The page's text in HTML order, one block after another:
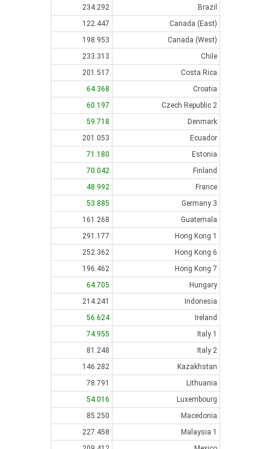
Brazil
234.292
Canada (East)
122.447
Canada (West)
198.953
Chile
233.313
Costa Rica
201.517
Croatia
64.368
Czech Republic 2
60.197
Denmark
59.718
Ecuador
201.053
Estonia
71.180
Finland
70.042
France
48.992
Germany 3
53.885
Guatemala
161.268
Hong Kong 1
291.177
Hong Kong 6
252.362
Hong Kong 7
196.462
Hungary
64.705
Indonesia
214.241
Ireland
56.624
Italy 1
74.955
Italy 2
81.248
Kazakhstan
146.282
Lithuania
78.791
Luxembourg
54.016
Macedonia
85.250
Malaysia 1
227.458